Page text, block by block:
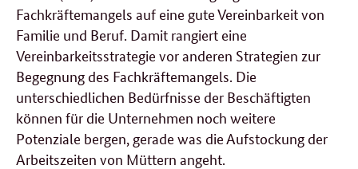
Fachkräftemangels auf eine gute Vereinbarkeit von
Familie und Beruf. Damit rangiert eine
Vereinbarkeitsstrategie vor anderen Strategien zur
Begegnung des Fachkräftemangels. Die
unterschiedlichen Bedürfnisse der Beschäftigten
können für die Unternehmen noch weitere
Potenziale bergen, gerade was die Aufstockung der
Arbeitszeiten von Müttern angeht.